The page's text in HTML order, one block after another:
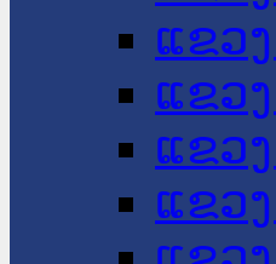
ແຂວ
ແຂວ
ແຂວ
ແຂວ